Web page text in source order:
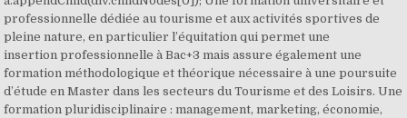
professionnelle dédiée au tourisme et aux activités sportives de
pleine nature, en particulier l’équitation qui permet une
insertion professionnelle à Bac+3 mais assure également une
formation méthodologique et théorique nécessaire à une poursuite
d’étude en Master dans les secteurs du Tourisme et des Loisirs. Une
formation pluridisciplinaire : management, marketing, économie,